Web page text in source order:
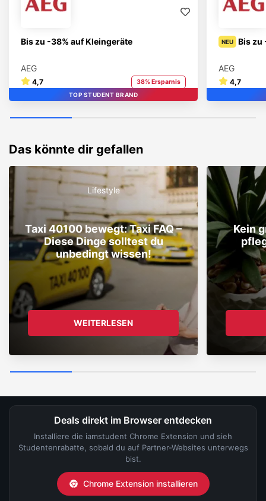
Bis zu -38% auf Kleingeräte
AEG
4,7 38% Ersparnis
TOP
STUDENT BRAND
TOP STUDENT BRAND
NEU Bis zu
AEG
4,7
Das könnte dir gefallen
Lifestyle
Taxi 40100 bewegt: Taxi FAQ –
Diese Dinge solltest du
unbedingt wissen!
WEITERLESEN
Kein
Deals direkt im Browser entdecken
Installiere die iamstudent Chrome Extension und sieh
Studentenrabatte, sobald du auf Partner-Websites unterwegs
bist.
Chrome Extension installieren